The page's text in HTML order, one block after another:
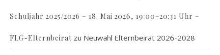
Schuljahr 2025/2026 – 18. Mai 2026, 19:00–20:31 Uhr –
FLG-Elternbeirat zu Neuwahl Elternbeirat 2026-2028